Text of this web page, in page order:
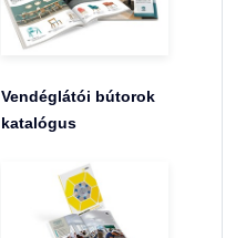
Vendéglátói bútorok
katalógus